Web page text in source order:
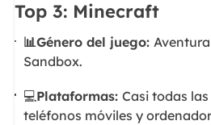
Top 3: Minecraft
📊Género del juego:
Sandbox.
💻Plataformas:Casi todas
teléfonos móviles y